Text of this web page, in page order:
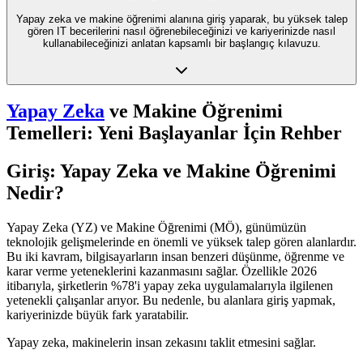
Yapay zeka ve makine öğrenimi alanına giriş yaparak, bu yüksek talep
gören IT becerilerini nasıl öğrenebileceğinizi ve kariyerinizde nasıl
kullanabileceğinizi anlatan kapsamlı bir başlangıç kılavuzu.
Yapay Zeka ve Makine Öğrenimi
Temelleri: Yeni Başlayanlar İçin Rehber
Giriş: Yapay Zeka ve Makine Öğrenimi
Nedir?
Yapay Zeka (YZ) ve Makine Öğrenimi (MÖ), günümüzün
teknolojik gelişmelerinde en önemli ve yüksek talep gören alanlardır.
Bu iki kavram, bilgisayarların insan benzeri düşünme, öğrenme ve
karar verme yeteneklerini kazanmasını sağlar. Özellikle 2026
itibarıyla, şirketlerin %78'i yapay zeka uygulamalarıyla ilgilenen
yetenekli çalışanlar arıyor. Bu nedenle, bu alanlara giriş yapmak,
kariyerinizde büyük fark yaratabilir.
Yapay zeka, makinelerin insan zekasını taklit etmesini sağlar.